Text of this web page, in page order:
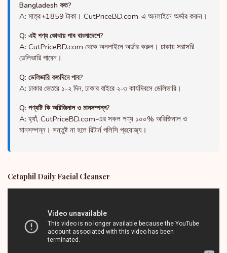
Bangladesh কত?
A: মাত্র ৳1859 টাকা। CutPriceBD.com-এ অনলাইনে অর্ডার করুন।
Q: এই পণ্য কোথায় পাব বাংলাদেশে?
A: CutPriceBD.com থেকে অনলাইনে অর্ডার করুন। ঢাকায় সরাসরি
ডেলিভারি পাবেন।
Q: ডেলিভারি কতদিনে পাব?
A: ঢাকার ভেতরে ১-২ দিন, ঢাকার বাইরে ২-৩ কার্যদিবসে ডেলিভারি।
Q: পণ্যটি কি অরিজিনাল ও মানসম্পন্ন?
A: হ্যাঁ, CutPriceBD.com-এর সকল পণ্য ১০০% অরিজিনাল ও
মানসম্পন্ন। সন্তুষ্ট না হলে রিটার্ন পলিসি প্রযোজ্য।
Cetaphil Daily Facial Cleanser